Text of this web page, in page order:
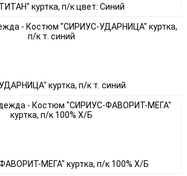
куртка, п/к цвет: Синий
куртка, п/к т. синий
МЕГА" куртка, п/к 100% Х/Б